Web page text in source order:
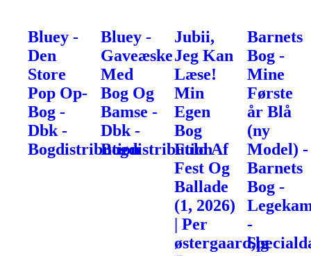
Bluey -
Den
Store
Pop Op-
Bog -
Dbk -
Bogdistribution
Bluey -
Gaveæske
Med
Bog Og
Bamse -
Dbk -
Bogdistribution
Jubii,
Jeg Kan
Læse!
Min
Egen
Bog
Fuld Af
Fest Og
Ballade
(1, 2026)
| Per
østergaard,lg
Barnets
Bog -
Mine
Første
år Blå
(ny
Model) -
Barnets
Bog -
-